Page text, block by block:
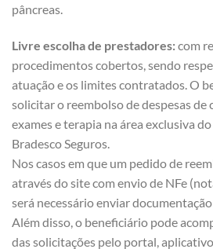
pâncreas.
Livre escolha de prestadores:com
procedimentos cobertos, sendo
atuação e os limites contratados. O
solicitar o reembolso de despesas de
exames e terapia na área exclusiva
Bradesco Seguros.
Nos casos em que um pedido de
através do site com envio de NFe
será necessário enviar documentação
Além disso, o beneficiário pode
das solicitações pelo portal,